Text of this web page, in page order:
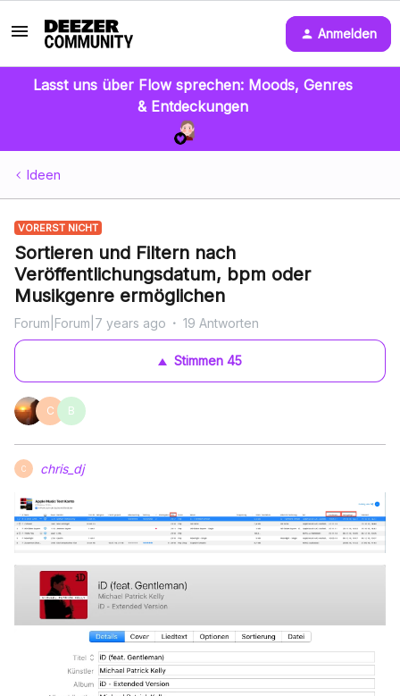
Anmelden
Lasst uns über Flow sprechen: Moods, Genres
& Entdeckungen
Ideen
VORERST NICHT
Sortieren und Filtern nach
Veröffentlichungsdatum, bpm oder
Musikgenre ermöglichen
Forum|Forum|7 years ago 19 Antworten
Stimmen 45
C B
C chris_dj